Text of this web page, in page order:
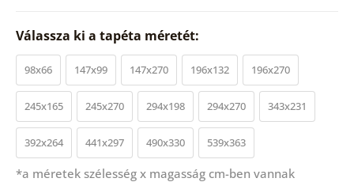
Válassza ki a tapéta méretét:
98x66 147x99 147x270 196x132 196x270
245x165 245x270 294x198 294x270 343x231
392x264 441x297 490x330 539x363
*a méretek szélesség x magasság cm-ben vannak